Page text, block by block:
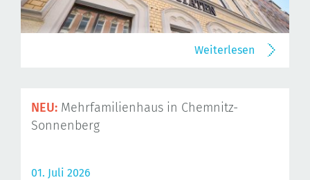
Weiterlesen
NEU: Mehrfamilienhaus in Chemnitz-
Sonnenberg
01. Juli 2026